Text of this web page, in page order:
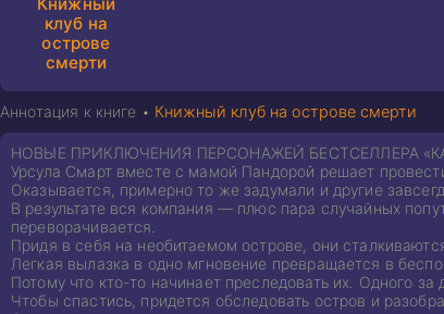
клуб на
острове
смерти
Аннотация к книге • Книжный клуб на острове смерти
НОВЫЕ ПРИКЛЮЧЕНИЯ ПЕРСОНАЖЕЙ БЕСТСЕЛЛЕРА
Урсула Смарт вместе с мамой Пандорой решает
Оказывается, примерно то же задумали и другие
В результате вся компания — плюс пара случайных
переворачивается.
Придя в себя на необитаемом острове, они
Легкая вылазка в одно мгновение превращается в
Потому что кто-то начинает преследовать их. Одного за
Чтобы спастись, придется обследовать остров и